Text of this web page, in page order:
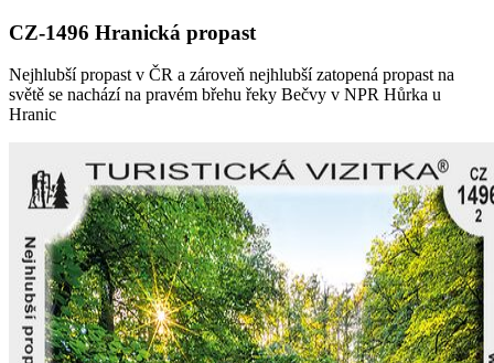
CZ-1496 Hranická propast
Nejhlubší propast v ČR a zároveň nejhlubší zatopená propast na
světě se nachází na pravém břehu řeky Bečvy v NPR Hůrka u
Hranic